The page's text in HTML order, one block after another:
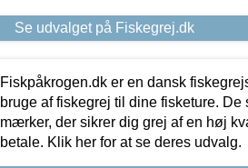
Se udvalget på Fiskegrej.dk
Fiskpåkrogen.dk er en dansk
bruge af fiskegrej til dine fisketure.
mærker, der sikrer dig grej af en høj
betale. Klik her for at se deres udvalg.